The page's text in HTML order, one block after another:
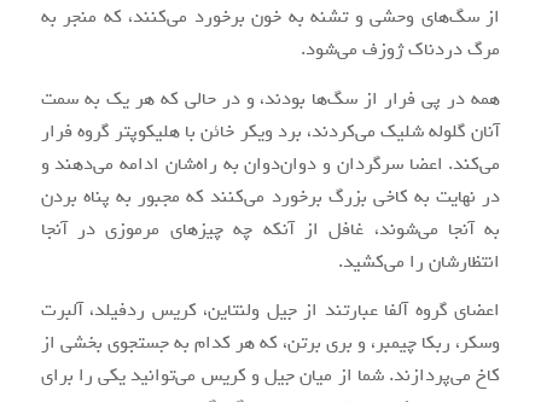
از سگ‌های وحشی و تشنه به خون برخورد می‌کنند، که منجر به
مرگ دردناک ژوزف می‌شود.
همه در پی فرار از سگ‌ها بودند، و در حالی که هر یک به سمت
آنان گلوله شلیک می‌کردند، برد ویکر خائن با هلیکوپتر گروه فرار
می‌کند. اعضا سرگردان و دوان‌دوان به راه‌شان ادامه می‌دهند و
در نهایت به کاخی بزرگ برخورد می‌کنند که مجبور به پناه بردن
به آنجا می‌شوند، غافل از آنکه چه چیزهای مرموزی در آنجا
انتظارشان را می‌کشید.
اعضای گروه آلفا عبارتند از جیل ولنتاین، کریس ردفیلد، آلبرت
وسکر، ربکا چیمبر، و بری برتن، که هر کدام به جستجوی بخشی از
کاخ می‌پردازند. شما از میان جیل و کریس می‌توانید یکی را برای